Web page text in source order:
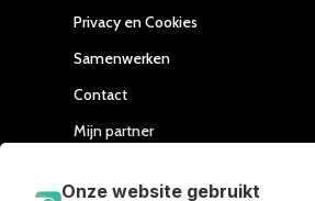
Privacy en Cookies
Samenwerken
Contact
Mijn partner
Onze website gebruikt